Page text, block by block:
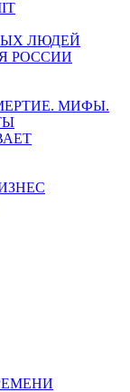
ЛЮДЕЙ
РОССИИ
МИФЫ.